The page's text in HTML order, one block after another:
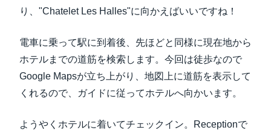
り、"Chatelet Les Halles"に向かえばいいですね！
電車に乗って駅に到着後、先ほどと同様に現在地から
ホテルまでの道筋を検索します。今回は徒歩なので
Google Mapsが立ち上がり、地図上に道筋を表示して
くれるので、ガイドに従ってホテルへ向かいます。
ようやくホテルに着いてチェックイン。Receptionで